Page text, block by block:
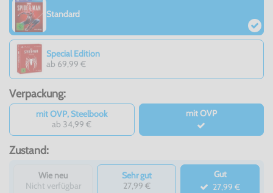
Standard
Special Edition
ab 69,99 €
Verpackung:
mit OVP, Steelbook
ab 34,99 €
mit OVP
Zustand:
Wie neu
Nicht verfügbar
Sehr gut
27,99 €
Gut
27,99 €